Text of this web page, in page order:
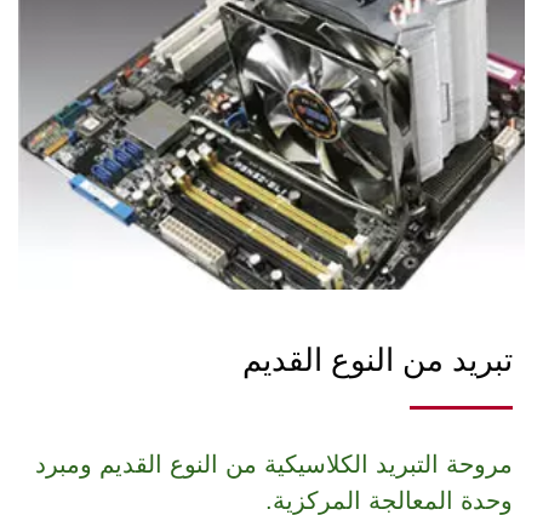
تبريد من النوع القديم
مروحة التبريد الكلاسيكية من النوع القديم ومبرد
وحدة المعالجة المركزية.